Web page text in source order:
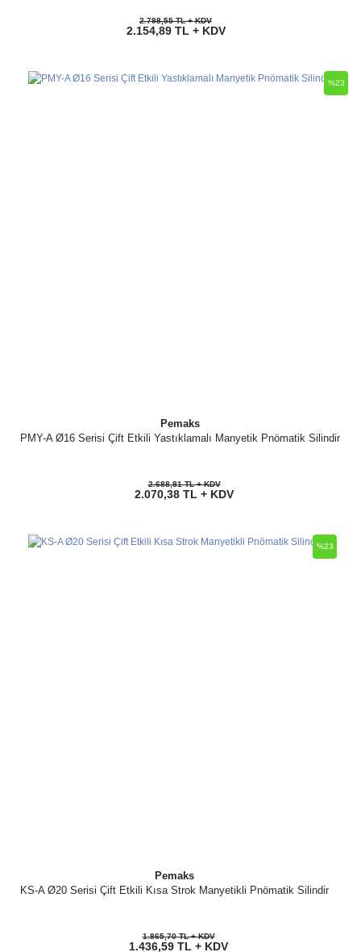
2.798,55 TL + KDV
2.154,89 TL + KDV
Pemaks
PMY-A Ø16 Serisi Çift Etkili Yastıklamalı Manyetik Pnömatik Silindir
%23
2.688,81 TL + KDV
2.070,38 TL + KDV
Pemaks
KS-A Ø20 Serisi Çift Etkili Kısa Strok Manyetikli Pnömatik Silindir
%23
1.865,70 TL + KDV
1.436,59 TL + KDV